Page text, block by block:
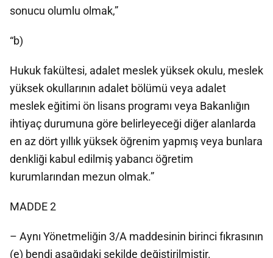
sonucu olumlu olmak,”
“b)
Hukuk fakültesi, adalet meslek yüksek okulu, meslek
yüksek okullarının adalet bölümü veya adalet
meslek eğitimi ön lisans programı veya Bakanlığın
ihtiyaç durumuna göre belirleyeceği diğer alanlarda
en az dört yıllık yüksek öğrenim yapmış veya bunlara
denkliği kabul edilmiş yabancı öğretim
kurumlarından mezun olmak.”
MADDE 2
– Aynı Yönetmeliğin 3/A maddesinin birinci fıkrasının
(e) bendi aşağıdaki şekilde değiştirilmiştir.